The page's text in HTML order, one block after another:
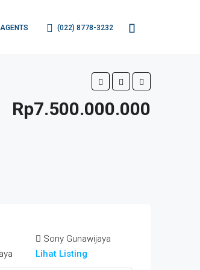
AGENTS (022) 8778-3232
Rp7.500.000.000
Sony Gunawijaya
Lihat Listing